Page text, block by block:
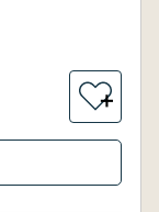
＋